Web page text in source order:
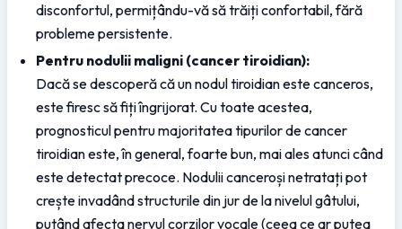
disconfortul, permițându-vă să trăiți confortabil, fără
probleme persistente.
Pentru nodulii maligni (cancer tiroidian):
Dacă se descoperă că un nodul tiroidian este canceros,
este firesc să fiți îngrijorat. Cu toate acestea,
prognosticul pentru majoritatea tipurilor de cancer
tiroidian este, în general, foarte bun, mai ales atunci când
este detectat precoce. Nodulii canceroși netratați pot
crește invadând structurile din jur de la nivelul gâtului,
putând afecta nervul corzilor vocale (ceea ce ar putea